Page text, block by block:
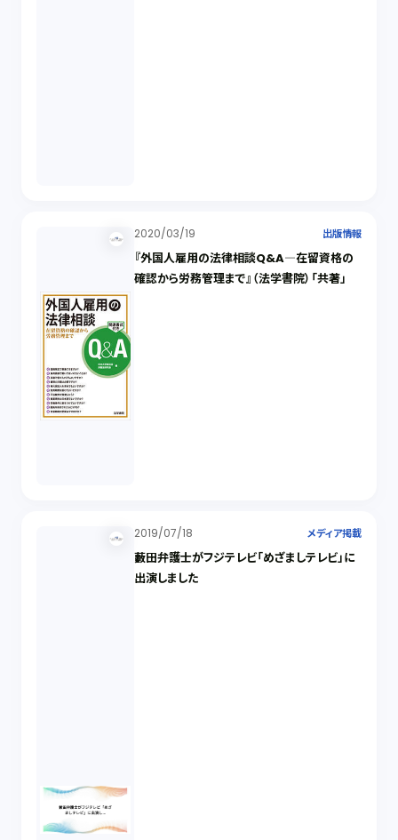
2020/03/19 出版情報
『外国人雇用の法律相談Q&A―在留資格の
確認から労務管理まで』（法学書院）「共著」
2019/07/18 メディア掲載
藪田弁護士がフジテレビ「めざましテレビ」に
出演しました